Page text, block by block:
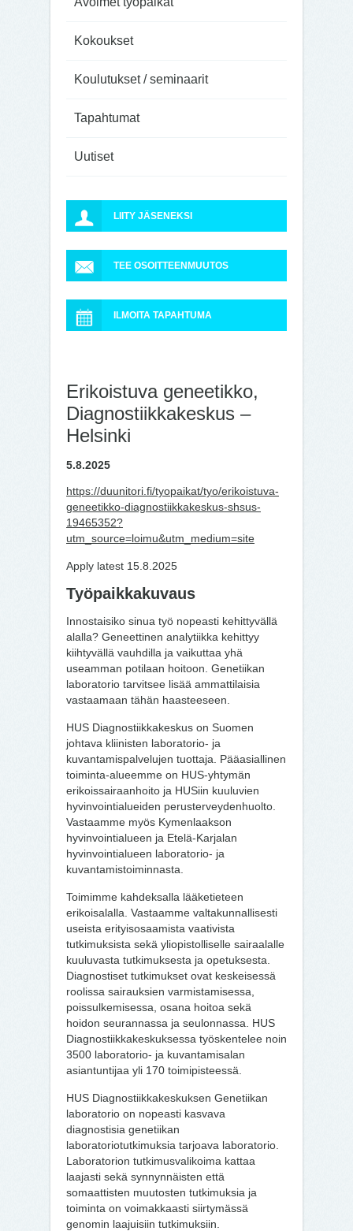
Kokoukset
Koulutukset / seminaarit
Tapahtumat
Uutiset
LIITY JÄSENEKSI
TEE OSOITTEENMUUTOS
ILMOITA TAPAHTUMA
Erikoistuva geneetikko,
Diagnostiikkakeskus –
Helsinki
5.8.2025
https://duunitori.fi/tyopaikat/tyo/erikoistuva-
geneetikko-diagnostiikkakeskus-shsus-
19465352?
utm_source=loimu&utm_medium=site
Apply latest 15.8.2025
Työpaikkakuvaus
Innostaisiko sinua työ nopeasti kehittyvällä
alalla? Geneettinen analytiikka kehittyy
kiihtyvällä vauhdilla ja vaikuttaa yhä
useamman potilaan hoitoon. Genetiikan
laboratorio tarvitsee lisää ammattilaisia
vastaamaan tähän haasteeseen.
HUS Diagnostiikkakeskus on Suomen
johtava kliinisten laboratorio- ja
kuvantamispalvelujen tuottaja. Pääasiallinen
toiminta-alueemme on HUS-yhtymän
erikoissairaanhoito ja HUSiin kuuluvien
hyvinvointialueiden perusterveydenhuolto.
Vastaamme myös Kymenlaakson
hyvinvointialueen ja Etelä-Karjalan
hyvinvointialueen laboratorio- ja
kuvantamistoiminnasta.
Toimimme kahdeksalla lääketieteen
erikoisalalla. Vastaamme valtakunnallisesti
useista erityisosaamista vaativista
tutkimuksista sekä yliopistolliselle sairaalalle
kuuluvasta tutkimuksesta ja opetuksesta.
Diagnostiset tutkimukset ovat keskeisessä
roolissa sairauksien varmistamisessa,
poissulkemisessa, osana hoitoa sekä
hoidon seurannassa ja seulonnassa. HUS
Diagnostiikkakeskuksessa työskentelee noin
3500 laboratorio- ja kuvantamisalan
asiantuntijaa yli 170 toimipisteessä.
HUS Diagnostiikkakeskuksen Genetiikan
laboratorio on nopeasti kasvava
diagnostisia genetiikan
laboratoriotutkimuksia tarjoava laboratorio.
Laboratorion tutkimusvalikoima kattaa
laajasti sekä synnynnäisten että
somaattisten muutosten tutkimuksia ja
toiminta on voimakkaasti siirtymässä
genomin laajuisiin tutkimuksiin.